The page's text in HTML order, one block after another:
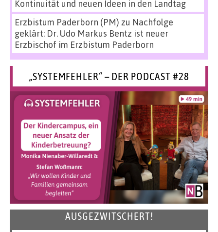
Kontinuität und neuen Ideen in den Landtag
Erzbistum Paderborn (PM) zu Nachfolge
geklärt: Dr. Udo Markus Bentz ist neuer
Erzbischof im Erzbistum Paderborn
„SYSTEMFEHLER“ – DER PODCAST #28
AUSGEZWITSCHERT!